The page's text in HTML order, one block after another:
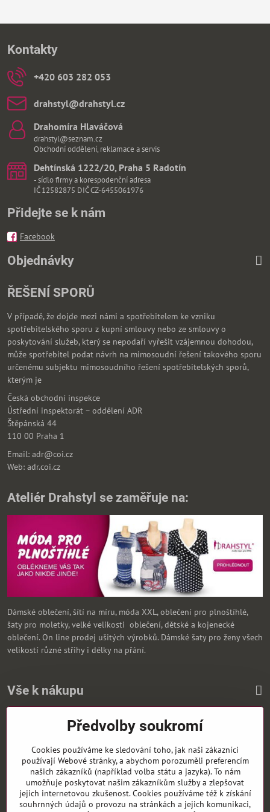
Kontakty
+420 603 282 053
drahstyl​@drahstyl​.cz
Drahomíra Hlaváčová
drahstyl@seznam.cz
Obchodní oddělení, reklamace a servis
Dehtínská 1222/20, Praha 5 Radotín
- sídlo firmy a korespodenční adresa
IČ 12582875 DIČ CZ-6455061976
Přidejte se k nám
Facebook
Objednávky
ŘEŠENÍ SPORŮ
V případě, že dojde mezi námi a spotřebitelem ke vzniku
spotřebitelského sporu z kupní smlouvy nebo ze smlouvy o
poskytování služeb, který se nepodaří vyřešit vzájemnou dohodou,
může spotřebitel podat návrh na mimosoudní řešení takového sporu
určenému subjektu mimosoudního řešení spotřebitelských sporů,
kterým je
Česká obchodní inspekce
Ústřední inspektorát – oddělení ADR
Štěpánská 44
110 00 Praha 1
Email: adr@coi.cz
Web: adr.coi.cz
Ateliér Drahstyl se zaměřuje na:
Dámské oblečení, šítí na míru, móda XXL, oblečení pro plnoštíhlé,
šaty pro moletky, velké velikosti oblečení, dětské a kojenecké
oblečení. On line prodej ušitých výrobků. Dámské šaty pro ženy všech
velikostí různé střihy i délky na přání.
Vše k nákupu
Zasíláme i na SlovenskoPředvolby soukromí
Cookies používáme ke sledování toho, jak naši zákazníci
používají Webové stránky, a abychom porozuměli preferencím
našich zákazníků (například volba státu a jazyka). To nám
umožňuje poskytovat našim zákazníkům služby a zlepšovat
jejich internetovou zkušenost. Cookies používáme též k získání
souhrnných údajů o provozu na stránkách a jejich komunikaci,